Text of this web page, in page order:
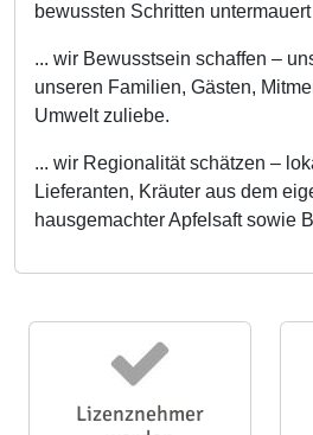
bewussten Schritten
... wir Bewusstsein schaffen –
unseren Familien, Gästen,
Umwelt zuliebe.
... wir Regionalität schätzen –
Lieferanten, Kräuter aus dem
hausgemachter Apfelsaft sowie
Lizenznehmer